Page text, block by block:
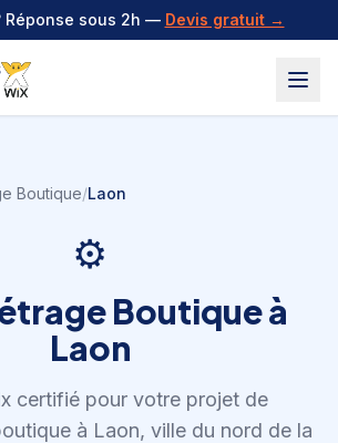
Réponse sous 2h — Devis gratuit →
Boutique/Laon
⚙️
Boutiqueà
Laon
certifié pour votre projet de
à Laon, ville du nord de la